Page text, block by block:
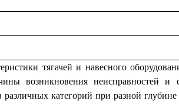
тягачей и навесного
возникновения неисправностей и
категорий при разной глубине